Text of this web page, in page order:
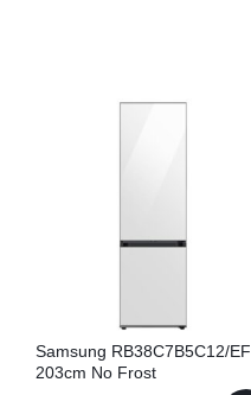
Samsung RB38C7B5C12/EF
203cm No Frost